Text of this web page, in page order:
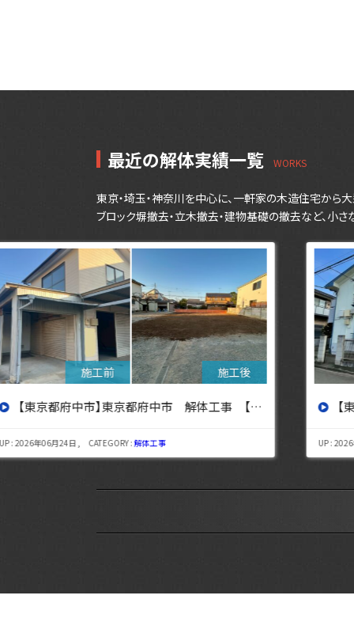
最近の解体実績一覧
東京・埼玉・神奈川を中心に、一軒家の木造住宅から
ブロック塀撤去・立木撤去・建物基礎の撤去など、小
】 【東京都三鷹市】東京都三鷹市 解体工事【東京・埼玉・神奈川の解体工事なら東央建設へ】
UP : 2026年08月06日 , CATEGORY :